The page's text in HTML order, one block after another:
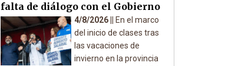
falta de diálogo con el Gobierno
4/8/2026 ||
En el marco
del inicio de clases tras
las vacaciones de
invierno en la provincia